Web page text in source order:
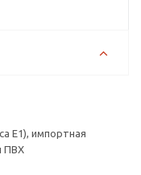
Е1), импортная
ПВХ